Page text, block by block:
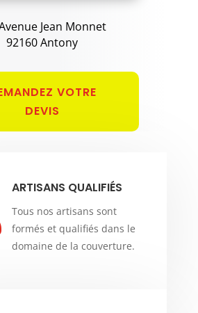
Jean Monnet
92160 Antony
VOTRE
DEVIS
ARTISANS QUALIFIÉS
Tous nos artisans sont
formés et qualifiés dans le
domaine de la couverture.